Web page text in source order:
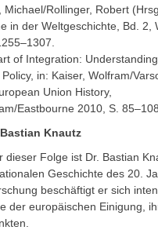
Michael/Rollinger, Robert
in der Weltgeschichte, Bd. 2,
of Integration:
in: Kaiser, Wolfram/
Union History,
Eastbourne 2010, S. 85–108.
Knautz
dieser Folge ist Dr. Bastian
Geschichte des 20.
beschäftigt er sich
der europäischen Einigung,